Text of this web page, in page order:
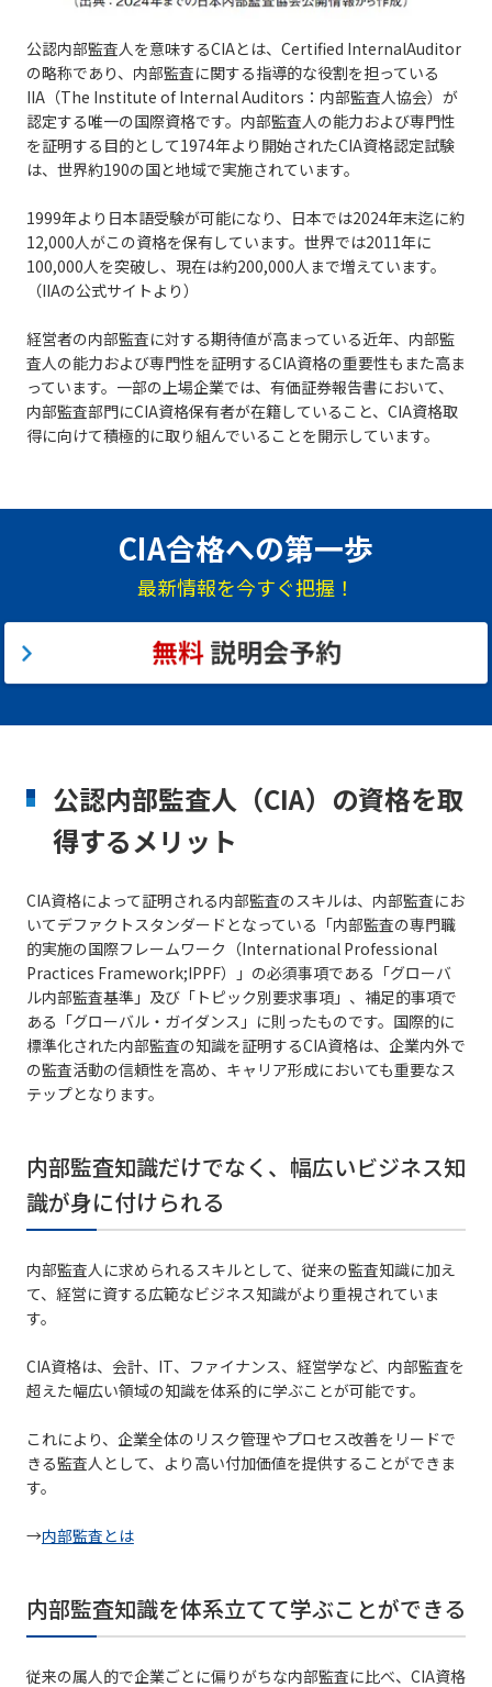
公認内部監査人を意味するCIAとは、Certified InternalAuditor
の略称であり、内部監査に関する指導的な役割を担っている
IIA（The Institute of Internal Auditors：内部監査人協会）が
認定する唯一の国際資格です。内部監査人の能力および専門性
を証明する目的として1974年より開始されたCIA資格認定試験
は、世界約190の国と地域で実施されています。
1999年より日本語受験が可能になり、日本では2024年末迄に約
12,000人がこの資格を保有しています。世界では2011年に
100,000人を突破し、現在は約200,000人まで増えています。
（IIAの公式サイトより）
経営者の内部監査に対する期待値が高まっている近年、内部監
査人の能力および専門性を証明するCIA資格の重要性もまた高ま
っています。一部の上場企業では、有価証券報告書において、
内部監査部門にCIA資格保有者が在籍していること、CIA資格取
得に向けて積極的に取り組んでいることを開示しています。
CIA合格への第一歩
最新情報を今すぐ把握！
公認内部監査人（CIA）の資格を取
得するメリット
CIA資格によって証明される内部監査のスキルは、内部監査にお
いてデファクトスタンダードとなっている「内部監査の専門職
的実施の国際フレームワーク（International Professional
Practices Framework;IPPF）」の必須事項である「グローバ
ル内部監査基準」及び「トピック別要求事項」、補足的事項で
ある「グローバル・ガイダンス」に則ったものです。国際的に
標準化された内部監査の知識を証明するCIA資格は、企業内外で
の監査活動の信頼性を高め、キャリア形成においても重要なス
テップとなります。
内部監査知識だけでなく、幅広いビジネス知
識が身に付けられる
内部監査人に求められるスキルとして、従来の監査知識に加え
て、経営に資する広範なビジネス知識がより重視されていま
す。
CIA資格は、会計、IT、ファイナンス、経営学など、内部監査を
超えた幅広い領域の知識を体系的に学ぶことが可能です。
これにより、企業全体のリスク管理やプロセス改善をリードで
きる監査人として、より高い付加価値を提供することができま
す。
→内部監査とは
内部監査知識を体系立てて学ぶことができる
従来の属人的で企業ごとに偏りがちな内部監査に比べ、CIA資格